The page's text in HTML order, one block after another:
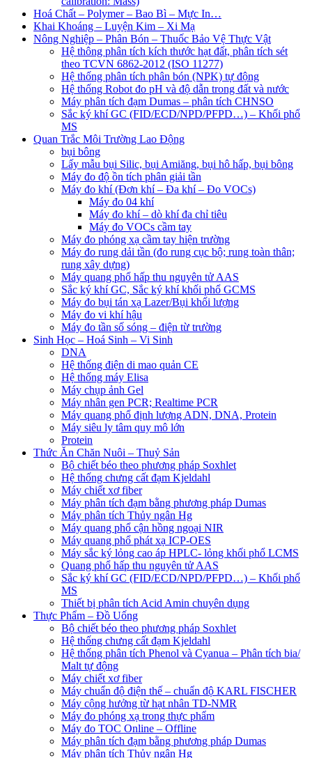
Hoá Chất – Polymer – Bao Bì – Mực In…
Khai Khoáng – Luyện Kim – Xi Mạ
Nông Nghiệp – Phân Bón – Thuốc Bảo Vệ Thực Vật
Hệ thông phân tích kích thước hạt đất, phân tích sét
theo TCVN 6862-2012 (ISO 11277)
Hệ thống phân tích phân bón (NPK) tự động
Hệ thống Robot đo pH và độ dẫn trong đất và nước
Máy phân tích đạm Dumas – phân tích CHNSO
Sắc ký khí GC (FID/ECD/NPD/PFPD…) – Khối phổ
MS
Quan Trắc Môi Trường Lao Động
bụi bông
Lấy mẫu bụi Silic, bụi Amiăng, bụi hô hấp, bụi bông
Máy đo độ ồn tích phân giải tần
Máy đo khí (Đơn khí – Đa khí – Đo VOCs)
Máy đo 04 khí
Máy đo khí – dò khí đa chỉ tiêu
Máy đo VOCs cầm tay
Máy đo phóng xạ cầm tay hiện trường
Máy đo rung dải tần (đo rung cục bộ; rung toàn thân;
rung xây dựng)
Máy quang phổ hấp thu nguyên tử AAS
Sắc ký khí GC, Sắc ký khí khối phổ GCMS
Máy đo bụi tán xạ Lazer/Bụi khối lượng
Máy đo vi khí hậu
Máy đo tần số sóng – điện từ trường
Sinh Học – Hoá Sinh – Vi Sinh
DNA
Hệ thống điện di mao quản CE
Hệ thống máy Elisa
Máy chụp ảnh Gel
Máy nhân gen PCR; Realtime PCR
Máy quang phổ định lượng ADN, DNA, Protein
Máy siêu ly tâm quy mô lớn
Protein
Thức Ăn Chăn Nuôi – Thuỷ Sản
Bộ chiết béo theo phương pháp Soxhlet
Hệ thống chưng cất đạm Kjeldahl
Máy chiết xơ fiber
Máy phân tích đạm bằng phương pháp Dumas
Máy phân tích Thủy ngân Hg
Máy quang phổ cận hồng ngoại NIR
Máy quang phổ phát xạ ICP-OES
Máy sắc ký lỏng cao áp HPLC- lỏng khối phổ LCMS
Quang phổ hấp thu nguyên tử AAS
Sắc ký khí GC (FID/ECD/NPD/PFPD…) – Khối phổ
MS
Thiết bị phân tích Acid Amin chuyên dụng
Thực Phẩm – Đồ Uống
Bộ chiết béo theo phương pháp Soxhlet
Hệ thống chưng cất đạm Kjeldahl
Hệ thống phân tích Phenol và Cyanua – Phân tích bia/
Malt tự động
Máy chiết xơ fiber
Máy chuẩn độ điện thế – chuẩn độ KARL FISCHER
Máy cộng hưởng từ hạt nhân TD-NMR
Máy đo phóng xạ trong thực phẩm
Máy đo TOC Online – Offline
Máy phân tích đạm bằng phương pháp Dumas
Máy phân tích Thủy ngân Hg